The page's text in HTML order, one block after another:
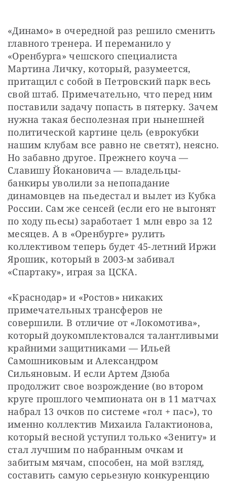
«Динамо» в очередной раз решило сменить
главного тренера. И переманило у
«Оренбурга» чешского специалиста
Мартина Личку, который, разумеется,
притащил с собой в Петровский парк весь
свой штаб. Примечательно, что перед ним
поставили задачу попасть в пятерку. Зачем
нужна такая бесполезная при нынешней
политической картине цель (еврокубки
нашим клубам все равно не светят), неясно.
Но забавно другое. Прежнего коуча —
Славишу Йокановича — владельцы-
банкиры уволили за непопадание
динамовцев на пьедестал и вылет из Кубка
России. Сам же сенсей (если его не выгонят
по ходу пьесы) заработает 1 млн евро за 12
месяцев. А в «Оренбурге» рулить
коллективом теперь будет 45-летний Иржи
Ярошик, который в 2003-м забивал
«Спартаку», играя за ЦСКА.
«Краснодар» и «Ростов» никаких
примечательных трансферов не
совершили. В отличие от «Локомотива»,
который доукомплектовался талантливыми
крайними защитниками — Ильей
Самошниковым и Александром
Сильяновым. И если Артем Дзюба
продолжит свое возрождение (во втором
круге прошлого чемпионата он в 11 матчах
набрал 13 очков по системе «гол + пас»), то
именно коллектив Михаила Галактионова,
который весной уступил только «Зениту» и
стал лучшим по набранным очкам и
забитым мячам, способен, на мой взгляд,
составить самую серьезную конкуренцию